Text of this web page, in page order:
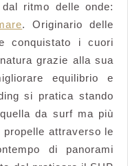
Stand
Up
Paddle
in
Mare
ritmo delle onde:
. Originario delle
conquistato i cuori
grazie alla sua
equilibrio e
si pratica stando
da surf ma più
attraverso le
di panorami